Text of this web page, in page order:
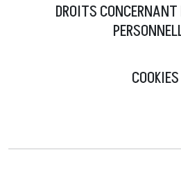
DROITS
COOKIES